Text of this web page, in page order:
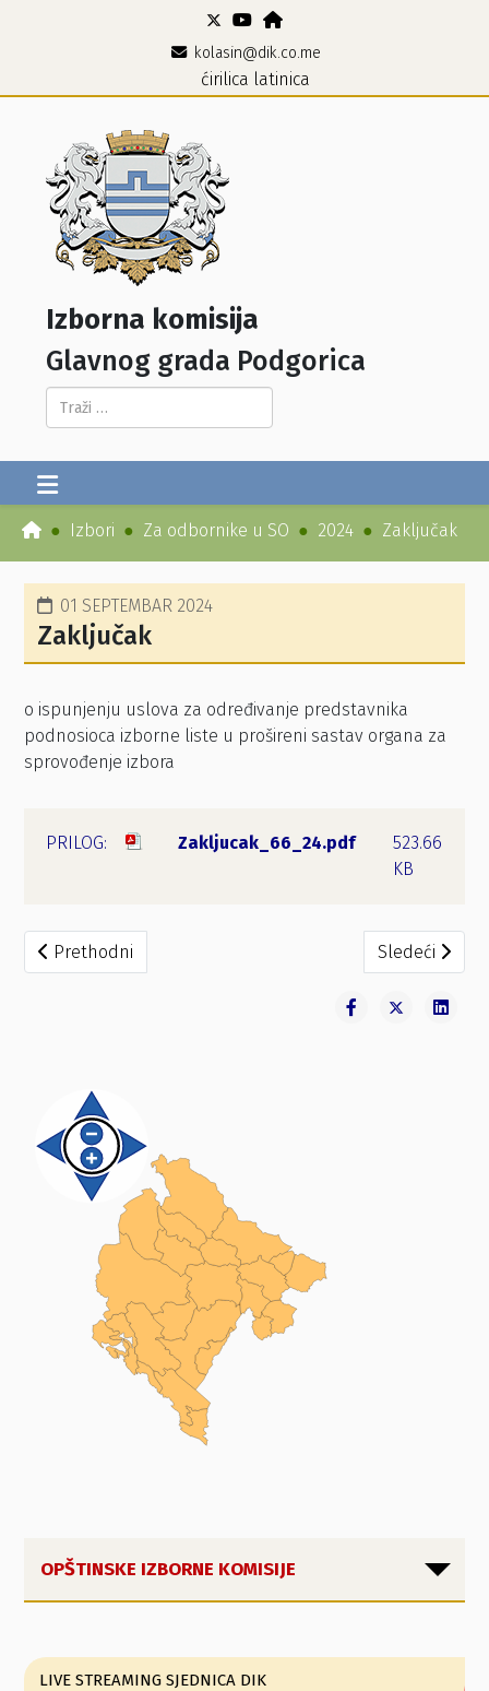
kolasin@dik.co.me
ćirilica latinica
Izborna komisija
Glavnog grada Podgorica
Pretraga...
Izbori Za odbornike u SO 2024 Zaključak
01 SEPTEMBAR 2024
Zaključak
o ispunjenju uslova za određivanje predstavnika
podnosioca izborne liste u prošireni sastav organa za
sprovođenje izbora
Zakljucak_66_24.pdf
523.66
KB
Prethodni članak: Zaključak o otklanjanju nedostataka
Prethodni Sledeći
Sledeći
OPŠTINSKE IZBORNE KOMISIJE
LIVE STREAMING SJEDNICA DIK